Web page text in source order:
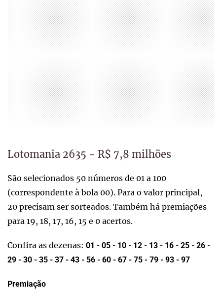
Lotomania 2635 - R$ 7,8 milhões
São selecionados 50 números de 01 a 100
(correspondente à bola 00). Para o valor principal,
20 precisam ser sorteados. Também há premiações
para 19, 18, 17, 16, 15 e 0 acertos.
Confira as dezenas: 01 - 05 - 10 - 12 - 13 - 16 - 25 - 26 -
29 - 30 - 35 - 37 - 43 - 56 - 60 - 67 - 75 - 79 - 93 - 97
Premiação